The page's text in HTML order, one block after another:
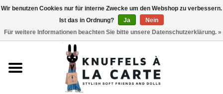
Wir benutzen Cookies nur für interne Zwecke um den Webshop zu verbessern.
Ist das in Ordnung?
Ja
Nein
Für weitere Informationen beachten Sie bitte unsere Datenschutzerklärung. »